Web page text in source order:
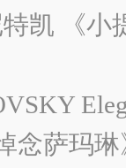
特凯 《
念萨玛琳